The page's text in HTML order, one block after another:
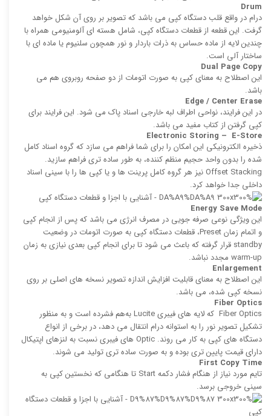
Drum
درام در واقع قلب دستگاه كپی می‌ باشد كه تصویر بر روی آن شكل خواهد
گرفت. این قطعه از قطعات دستگاه کپی، شامل هسته ای آلومنیومی همراه با
چندین لایه از ماده حساس به ذرات باردار و نور همچون سلنیوم یا ماده ای با
ساختار آلی است.
Dual Page Copy
این اصطلاح به معنای کپی به صورت اتومات از دو صفحه روبروی هم می
باشد.
Edge / Center Erase
در این فرایند، نواحی اطراف لبه خارجی اسناد پاک می شود. این فرایند برای
كپی گرفتن از كتاب مفید می باشد.
Electronic Storing – E-Store
ذخیره الكترونیكی این امکان را برای شما فراهم می سازد كه گروه اسناد كامل
‌شده را بدون واحد حجیم منظم‌ كننده، به طور ساده‌ تری فراهم سازید.
Offset Stacking نیز هر گروه كامل پرینت ‌ها و یا كپی‌ ها را با سینی اسناد
داخلی جدا خواهد کرد.
Energy Save Mode
این ویژگی نوعی صرفه‌ جویی در مصرف انرژی می باشد كه پس از انجام كپی
و اتمام زمان Preset، قطعات دستگاه كپی به صورت اتومات در وضعیت
standby قرار گرفته که باعث می‌ شود تا برای انجام كپی بعدی نیازی به زمان
warm-up مجدد نباشد.
Enlargement
این اصطلاح به معنای قابلیت افزایش اندازه تصویر نسخه های اصلی بر روی
نسخه كپی ‌شده، می باشد.
Fiber Optics
Fiber Optics كه لایه‌ های فیبری Lucite به‌هم ‌فشرده است و به منظور
تشكیل تصویر نور را به استوانه درام انتقال می دهد، در برخی از انواع
دستگاه های کپی به کار می روند. Optic های فیبری نسبت به لنزهای اپتیكال
دارای قیمت پایین تری بوده و به صورت ساده ‌تری تولید می‌ شوند.
First Copy Time
تایم مورد نیاز از هنگام فشار دكمه Start تا هنگامی كه نخستین كپی به
سینی خروجی برسد.